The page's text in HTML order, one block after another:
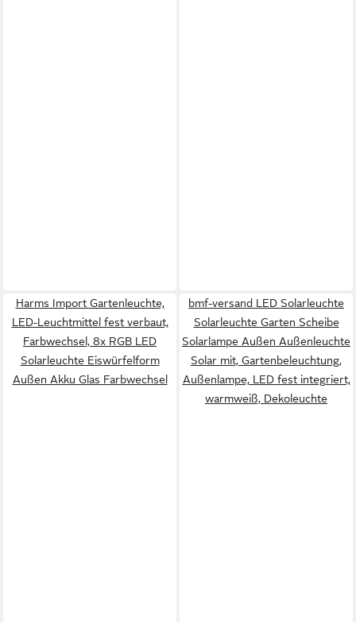
Harms Import Gartenleuchte,
LED-Leuchtmittel fest verbaut,
Farbwechsel, 8x RGB LED
Solarleuchte Eiswürfelform
Außen Akku Glas Farbwechsel
bmf-versand LED Solarleuchte
Solarleuchte Garten Scheibe
Solarlampe Außen Außenleuchte
Solar mit, Gartenbeleuchtung,
Außenlampe, LED fest integriert,
warmweiß, Dekoleuchte